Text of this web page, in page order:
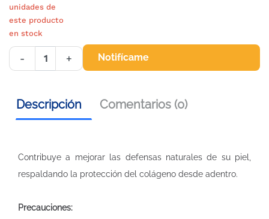
unidades de
este producto
en stock
- + Notifícame
Descripción Comentarios (0)
Contribuye a mejorar las defensas naturales de su piel,
respaldando la protección del colágeno desde adentro.
Precauciones: